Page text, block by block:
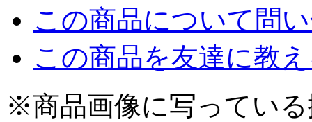
この商品について問
この商品を友達に教
※商品画像に写ってい